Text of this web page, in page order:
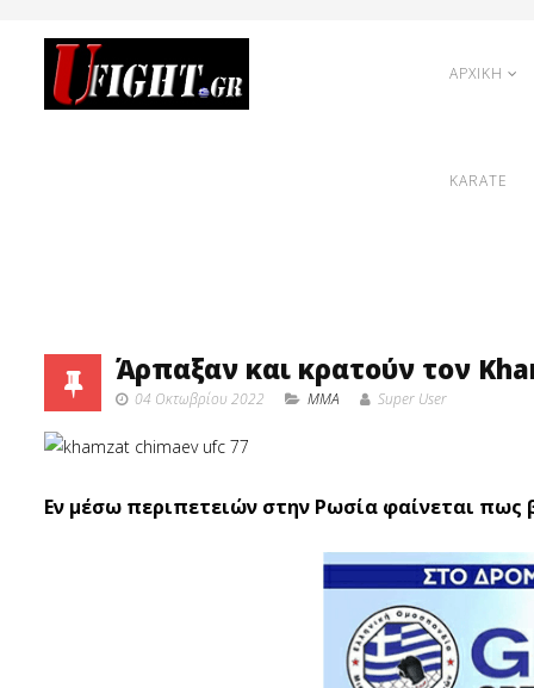
ΑΡΧΙΚΗ
KARATE
Άρπαξαν και κρατούν τον
04 Οκτωβρίου 2022 MMA Super User
Εν μέσω περιπετειών στην Ρωσία φαίνεται πως